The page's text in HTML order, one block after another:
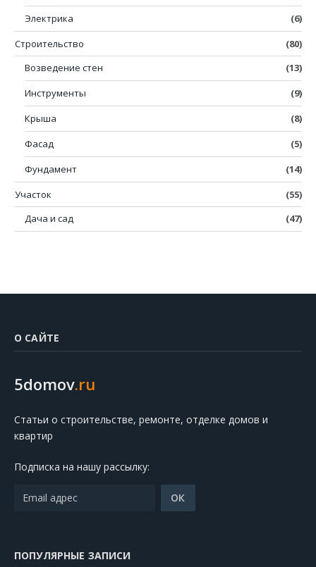
Электрика
(6)
Строительство
(80)
Возведение стен
(13)
Инструменты
(9)
Крыша
(8)
Фасад
(5)
Фундамент
(14)
Участок
(55)
Дача и сад
(47)
О САЙТЕ
5domov.ru
Статьи о строительстве, ремонте, отделке домов и
квартир
Подписка на нашу рассылку:
ПОПУЛЯРНЫЕ ЗАПИСИ